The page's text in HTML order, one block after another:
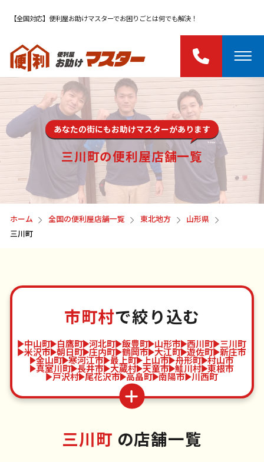
【全国対応】便利屋お助けマスターでお困りごとは何でも解決！
あなたの街にもお助けマスターがあります
三川町の便利屋店舗一覧
ホーム 全国の便利屋店舗一覧 東北地方
山形県
三川町
市町村で絞り込む
中山町 白鷹町 河北町 飯豊町 山形市 西川町 三川町
米沢市 朝日町 庄内町 鶴岡市 大江町 遊佐町 新庄市
金山町 寒河江市 最上町 上山市 舟形町 村山市
真室川町 長井市 大蔵村 天童市 鮭川村 東根市
戸沢村 尾花沢市 高畠町 南陽市 川西町
三川町 の店舗一覧